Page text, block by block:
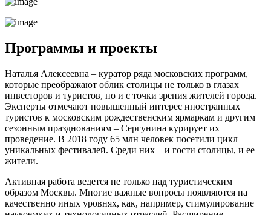
Программы и проекты
Наталья Алексеевна ‒ куратор ряда московских программ,
которые преображают облик столицы не только в глазах
инвесторов и туристов, но и с точки зрения жителей города.
Эксперты отмечают повышенный интерес иностранных
туристов к московским рождественским ярмаркам и другим
сезонным празднованиям ‒ Сергунина курирует их
проведение. В 2018 году 65 млн человек посетили цикл
уникальных фестивалей. Среди них ‒ и гости столицы, и ее
жители.
Активная работа ведется не только над туристическим
образом Москвы. Многие важные вопросы появляются на
качественно иных уровнях, как, например, стимулирование